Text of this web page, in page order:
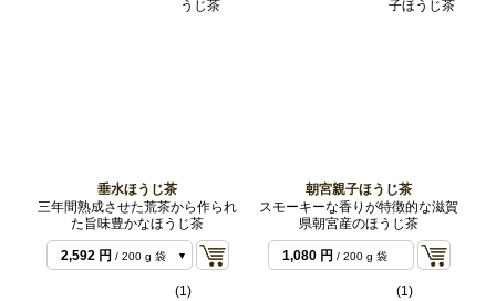
垂水ほうじ茶
三年間熟成させた荒茶から作られ
た旨味豊かなほうじ茶
1,296 円/ 100 g 袋
2,592 円 / 200 g 袋
(1)
朝宮親子ほうじ茶
スモーキーな香りが特徴的な滋賀
県朝宮産のほうじ茶
1,080 円 / 200 g 袋
(1)